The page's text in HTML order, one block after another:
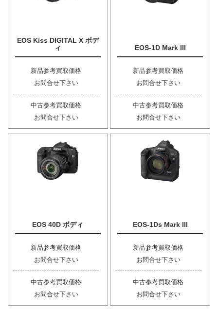
EOS Kiss DIGITAL X ボデ
ィ
新品参考買取価格
お問合せ下さい
中古参考買取価格
お問合せ下さい
EOS-1D Mark III
新品参考買取価格
お問合せ下さい
中古参考買取価格
お問合せ下さい
EOS 40D ボディ
新品参考買取価格
お問合せ下さい
中古参考買取価格
お問合せ下さい
EOS-1Ds Mark III
新品参考買取価格
お問合せ下さい
中古参考買取価格
お問合せ下さい